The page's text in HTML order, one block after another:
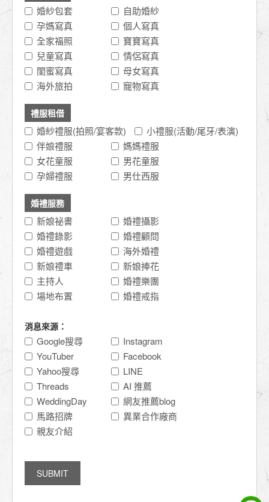
婚紗包套
自助婚紗
孕媽寫真
個人寫真
全家福照
寶寶寫真
兒童寫真
情侶寫真
閨蜜寫真
母女寫真
海外旅拍
寵物寫真
禮服租借
婚紗禮服(拍照/宴客款)
小禮服(活動/尾牙/表演)
伴娘禮服
媽媽禮服
女花童服
男花童服
孕婦禮服
男仕西服
婚禮服務
新娘祕書
婚禮攝影
婚禮錄影
婚禮顧問
婚禮遊戲
海外婚禮
新娘禮車
新娘捧花
主持人
婚禮樂團
場地布置
婚禮戒指
消息來源：
Google搜尋
Instagram
YouTuber
Facebook
Yahoo搜尋
LINE
Threads
AI 推薦
WeddingDay
網友推薦blog
馬路招牌
異業合作廠商
親友介紹
SUBMIT